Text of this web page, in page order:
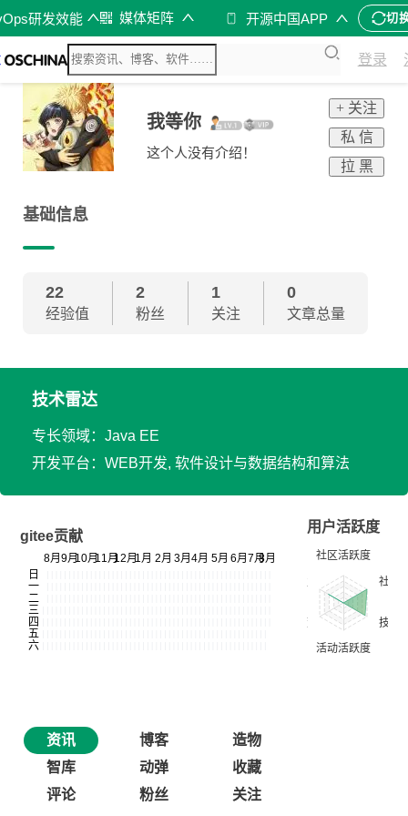
研发效能 媒体矩阵 开源中国APP 切
登录
我等你
这个人没有介绍！
+ 关注
私 信
拉 黑
基础信息
22
经验值
2
粉丝
1
关注
0
文章总量
技术雷达
专长领域：Java EE
开发平台：WEB开发, 软件设计与数据结构和算法
gitee贡献
用户活跃度
资讯 博客
造物
智库
动弹
收藏
评论
粉丝 关注